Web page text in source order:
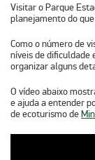
Visitar o Parque
planejamento do
Comoo número de
níveis de dificuldade
organizar alguns
O vídeo abaixo
e ajuda a entender
de ecoturismo de